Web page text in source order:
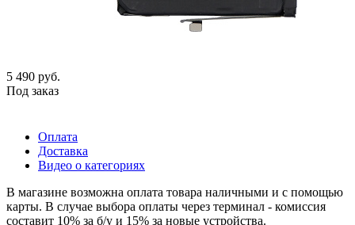
5 490 руб.
Под заказ
Оплата
Доставка
Видео о категориях
В магазине возможна оплата товара наличными и с помощью
карты. В случае выбора оплаты через терминал - комиссия
составит 10% за б/у и 15% за новые устройства.